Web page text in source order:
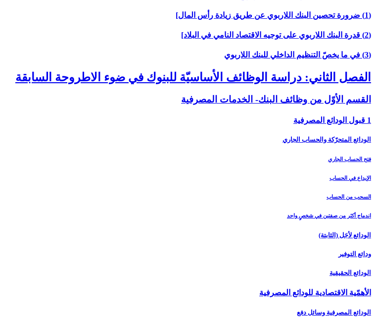
(1) ضرورة تحصين البنك اللاربوي عن طريق زيادة رأس المال‏]
(2) قدرة البنك اللاربوي على توجيه الاقتصاد النامي في البلاد]
(3) في ما يخصّ التنظيم الداخلي للبنك اللاربوي‏
الفصل الثاني: دراسة الوظائف الأساسيّة للبنوك في ضوء الاطروحة السابقة
القسم الأوّل من وظائف البنك- الخدمات المصرفية
1 قبول الودائع المصرفية
الودائع المتحرّكة والحساب الجاري
فتح الحساب الجاري
الإيداع في الحساب
السحب من الحساب
اندماج أكثر من صفتين في شخصٍ واحد
الودائع لأجَل (الثابتة)
ودائع التوفير
الودائع الحقيقية
الأهمّية الاقتصادية للودائع المصرفية
الودائع المصرفية وسائل دفع